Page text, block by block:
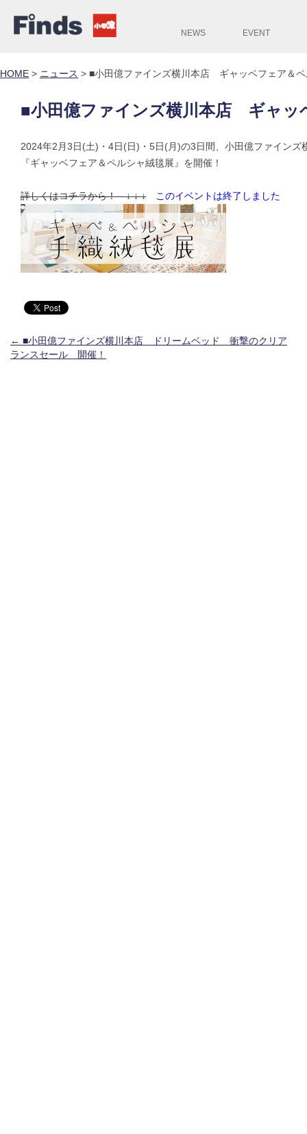
NEWS EVENT
HOME > ニュース > ■小田億ファインズ横川本店 ギャッベフェア＆
■小田億ファインズ横川本店 ギャ
2024年2月3日(土)・4日(日)・5日(月)の3日間、小田億ファインズ
『ギャッベフェア＆ペルシャ絨毯展』を開催！
詳しくはコチラから！ ↓ ↓ ↓ このイベントは終了しました
投稿ナビゲーション
← ■小田億ファインズ横川本店 ドリームベッド 衝撃のクリア
ランスセール 開催！